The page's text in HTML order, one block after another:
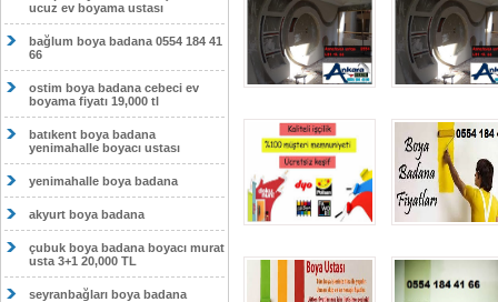
ucuz ev boyama ustası
bağlum boya badana 0554 184 41
66
ostim boya badana cebeci ev
boyama fiyatı 19,000 tl
batıkent boya badana
yenimahalle boyacı ustası
yenimahalle boya badana
akyurt boya badana
çubuk boya badana boyacı murat
usta 3+1 20,000 TL
seyranbağları boya badana